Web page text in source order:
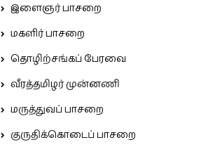
இளைஞர் பாசறை
மகளிர் பாசறை
தொழிற்சங்கப் பேரவை
வீரத்தமிழர் முன்னணி
மருத்துவப் பாசறை
குருதிக்கொடைப் பாசறை